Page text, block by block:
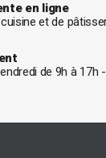
en ligne
et de
de 9h à 17h